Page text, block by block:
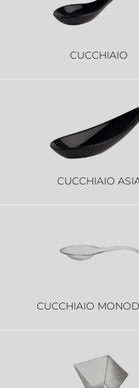
CUCCHIAIO
CUCCHIAIO
CUCCHIAIO